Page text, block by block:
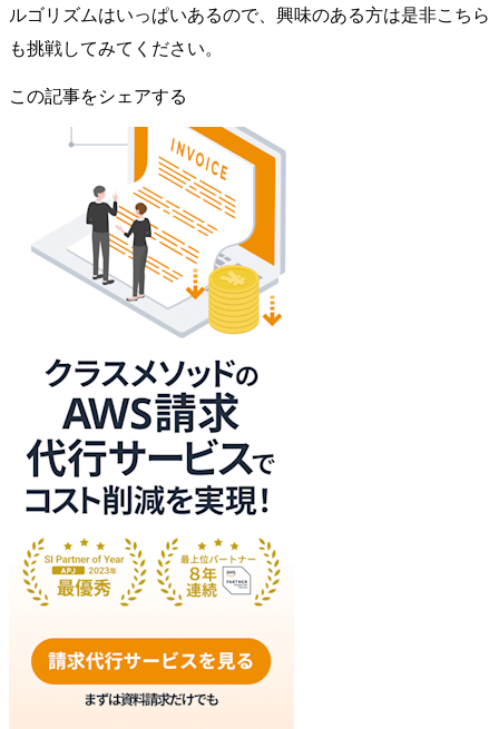
ルゴリズムはいっぱいあるので、興味のある方は是非こちら
も挑戦してみてください。
この記事をシェアする